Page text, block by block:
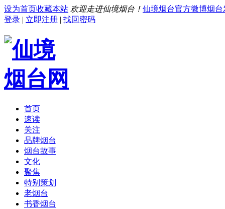
设为首页收藏本站 欢迎走进仙境烟台！ 仙境烟台官方微博烟台
登录 | 立即注册 | 找回密码
首页
速读
关注
品牌烟台
烟台故事
文化
聚焦
特别策划
老烟台
书香烟台